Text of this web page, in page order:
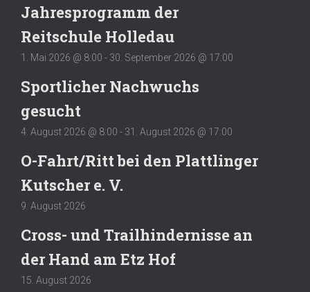
Jahresprogramm der
Reitschule Holledau
1. Mai 2026 @ 8:00 - 30. September 2026 @ 17:00
Sportlicher Nachwuchs
gesucht
4. August 2026 @ 8:00 - 31. August 2026 @ 17:00
O-Fahrt/Ritt bei den Plattlinger
Kutscher e. V.
9. August 2026
Cross- und Trailhindernisse an
der Hand am Etz Hof
15. August 2026